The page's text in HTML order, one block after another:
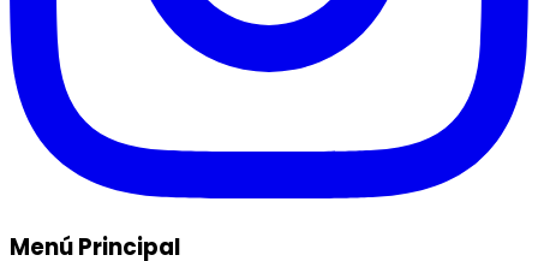
Menú Principal